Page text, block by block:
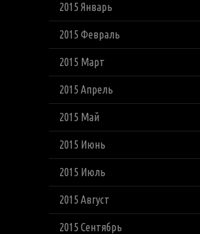
2015 Январь
2015 Февраль
2015 Март
2015 Апрель
2015 Май
2015 Июнь
2015 Июль
2015 Август
2015 Сентябрь